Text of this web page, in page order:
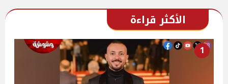
الأكثر قراءة
1